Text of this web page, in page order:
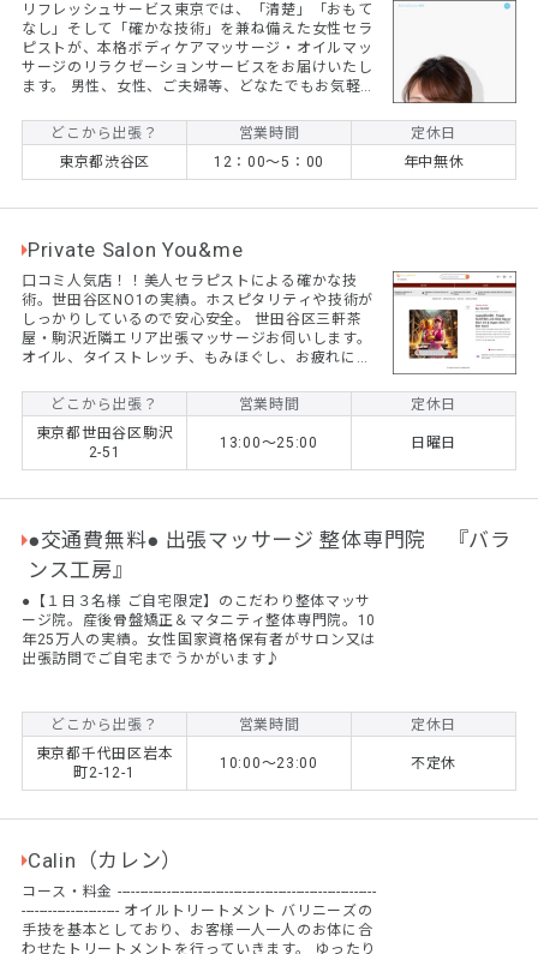
リフレッシュサービス東京では、「清楚」「おもて
なし」そして「確かな技術」を兼ね備えた女性セラ
ピストが、本格ボディケアマッサージ・オイルマッ
サージのリラクゼーションサービスをお届けいたし
ます。 男性、女性、ご夫婦等、どなたでもお気軽に
贅沢な癒しの時間を過ごしてみませんか？
どこから出張？ 営業時間
定休日
東京都渋谷区
12：00～5：00 年中無休
Private Salon You&me
口コミ人気店！！美人セラピストによる確かな技
術。世田谷区NO1の実績。ホスピタリティや技術が
しっかりしているので安心安全。 世田谷区三軒茶
屋・駒沢近隣エリア出張マッサージお伺いします。
オイル、タイストレッチ、もみほぐし、お疲れに合
ついてもお問い合わせください。
どこから出張？ 営業時間
定休日
東京都世田谷区駒沢
2-51
13:00〜25:00 日曜日
●交通費無料● 出張マッサージ 整体専門院 『バラ
ンス工房』
●【１日３名様 ご自宅限定】のこだわり整体マッサ
ージ院。産後骨盤矯正＆マタニティ整体専門院。10
年25万人の実績。女性国家資格保有者がサロン又は
出張訪問でご自宅までうかがいます♪
どこから出張？ 営業時間
定休日
東京都千代田区岩本
町2-12-1
10:00〜23:00 不定休
Calin（カレン）
コース・料金 ----------------------------------------------------------
---------------------- オイルトリートメント バリニーズの
手技を基本としており、お客様一人一人のお体に合
わせたトリートメントを行っていきます。 ゆったり